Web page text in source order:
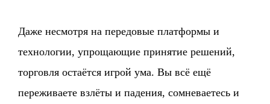
Даже несмотря на передовые платформы и
технологии, упрощающие принятие решений,
торговля остаётся игрой ума. Вы всё ещё
переживаете взлёты и падения, сомневаетесь и